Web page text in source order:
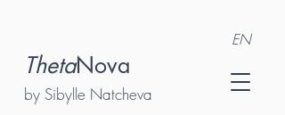
EN
ThetaNova
by Sibylle Natcheva